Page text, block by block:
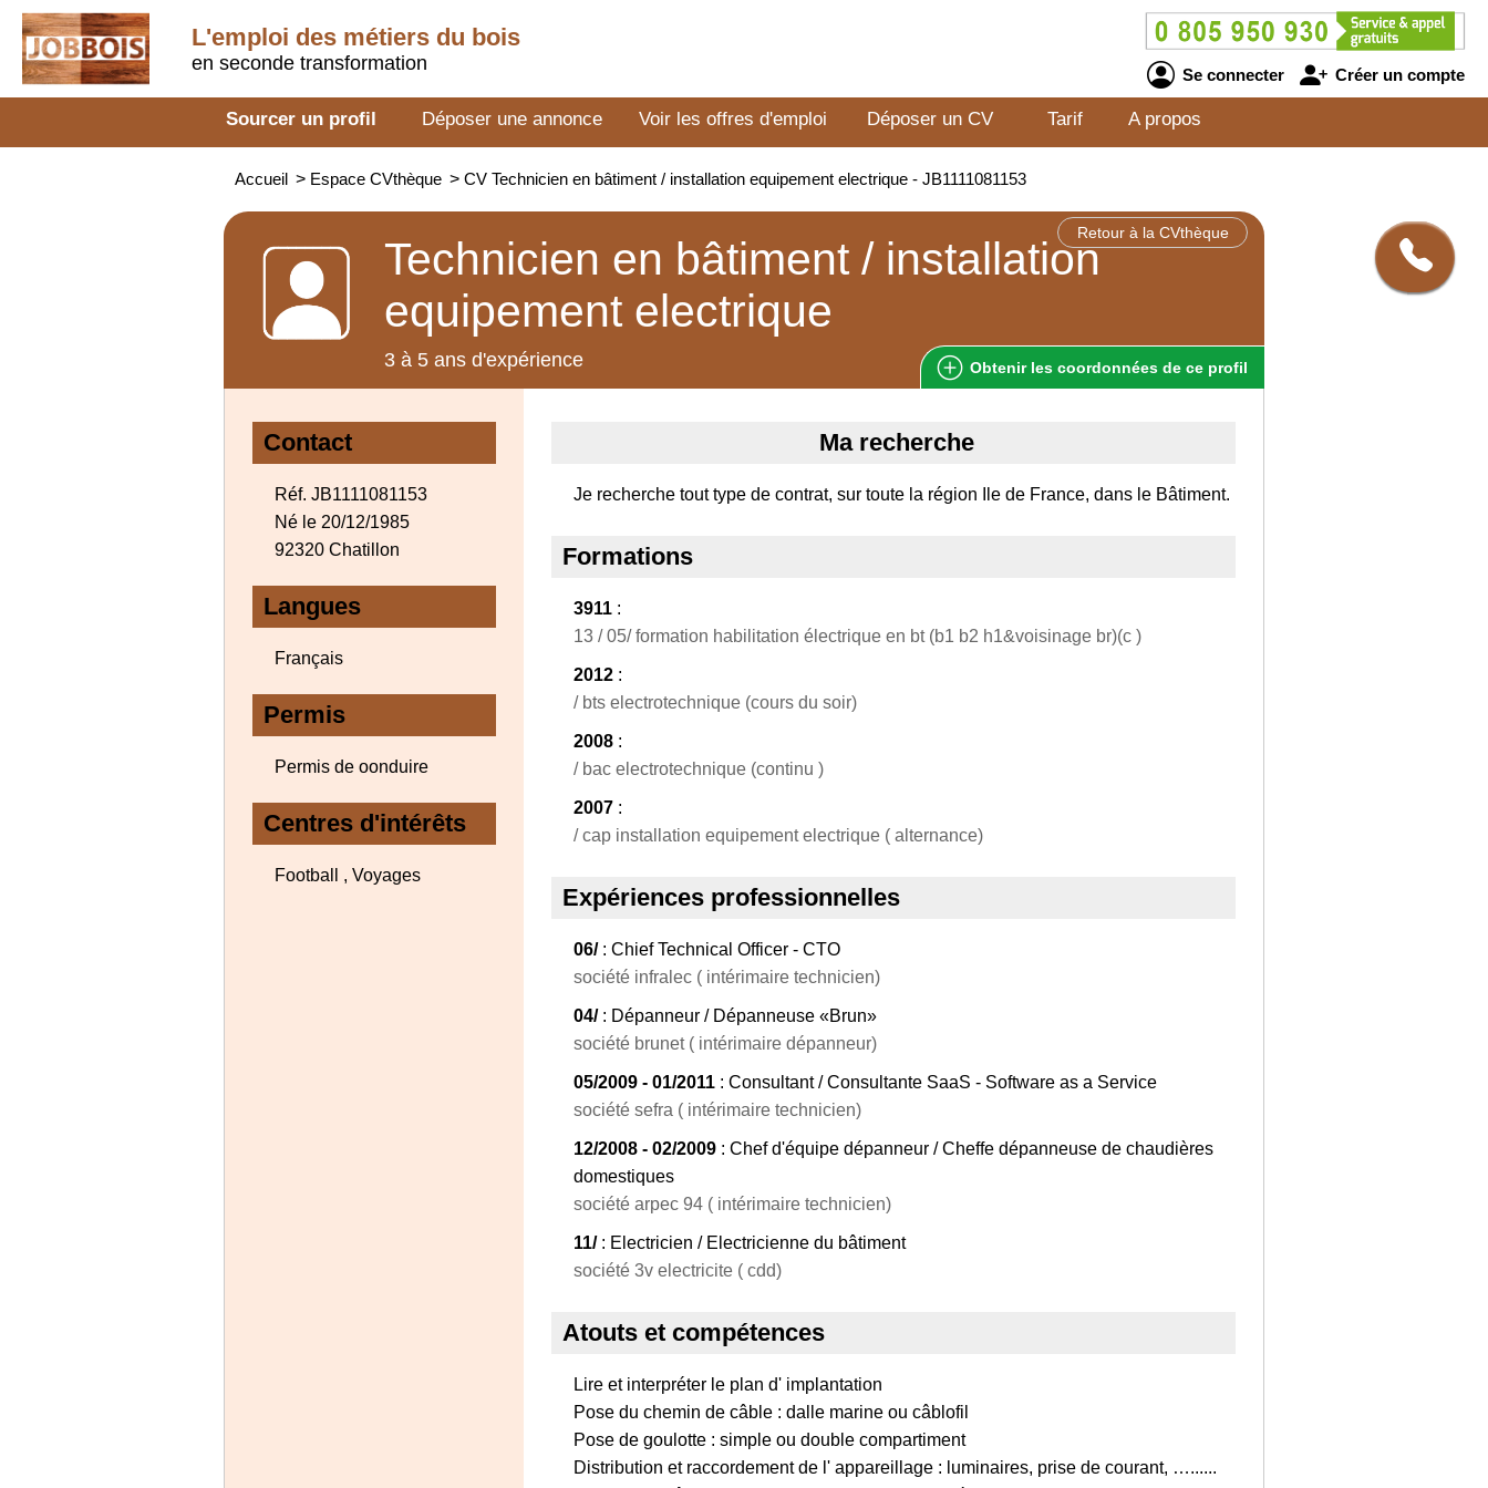
L'emploi des métiers du bois
en seconde transformation
Se connecter Créer un compte
Sourcer un profil Déposer une annonce Voir les offres d'emploi Déposer un CV Tarif A propos
Accueil > Espace CVthèque > CV Technicien en bâtiment / installation equipement electrique - JB1111081153
Retour à la CVthèque
Technicien en bâtiment / installation
equipement electrique
3 à 5 ans d'expérience Obtenir les coordonnées de ce profil
Contact
Réf. JB1111081153
Né le 20/12/1985
92320 Chatillon
Langues
Français
Permis
Permis de oonduire
Centres d'intérêts
Football , Voyages
Ma recherche
Je recherche tout type de contrat, sur toute la région Ile de France, dans le Bâtiment.
Formations
3911 :
13 / 05/ formation habilitation électrique en bt (b1 b2 h1&voisinage br)(c )
2012 :
/ bts electrotechnique (cours du soir)
2008 :
/ bac electrotechnique (continu )
2007 :
/ cap installation equipement electrique ( alternance)
Expériences professionnelles
06/: Chief Technical Officer - CTO
société infralec ( intérimaire technicien)
04/: Dépanneur / Dépanneuse «Brun»
société brunet ( intérimaire dépanneur)
05/2009 - 01/2011 : Consultant / Consultante SaaS - Software as a Service
société sefra ( intérimaire technicien)
12/2008 - 02/2009 : Chef d'équipe dépanneur / Cheffe dépanneuse de chaudières
domestiques
société arpec 94 ( intérimaire technicien)
11/: Electricien / Electricienne du bâtiment
société 3v electricite ( cdd)
Atouts et compétences
Lire et interpréter le plan d' implantation
Pose du chemin de câble : dalle marine ou câblofil
Pose de goulotte : simple ou double compartiment
Distribution et raccordement de l' appareillage : luminaires, prise de courant, …......